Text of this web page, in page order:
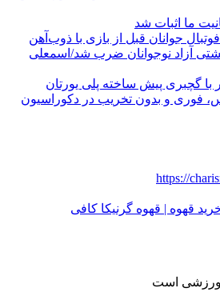
ما اثبات شد
جوانان قبل از بازی با ذوب‌آهن
آزاد نوجوانان ضرب شد/اسمعلی
با گچبری پیش ساخته پلی یورتان
فوری و بدون تخریب در دکوراسیون
https://
قهوه | قهوه گرنیکا کافی
ورزشی است